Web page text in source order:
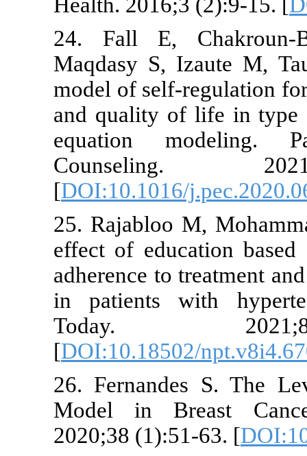
24. Fall
Maqdasy S,
model of
and quality
equation
[
25.
effect of
adherence
in patients
[
26.
Model in
2020;38